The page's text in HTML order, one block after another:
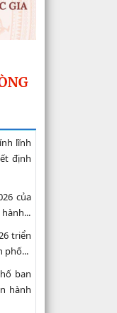
lĩnh
định
của
triển
phố...
ban
hành